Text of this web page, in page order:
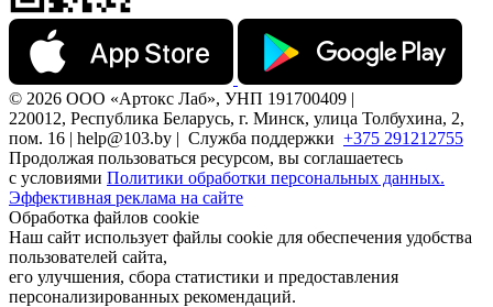
© 2026 ООО «Артокс Лаб», УНП 191700409 |
220012, Республика Беларусь, г. Минск, улица Толбухина, 2,
пом. 16 | help@103.by | Служба поддержки +375 291212755
Продолжая пользоваться ресурсом, вы соглашаетесь
с условиями Политики обработки персональных данных.
Эффективная реклама на сайте
Обработка файлов cookie
Наш сайт использует файлы cookie для обеспечения удобства
пользователей сайта,
его улучшения, сбора статистики и предоставления
персонализированных рекомендаций.